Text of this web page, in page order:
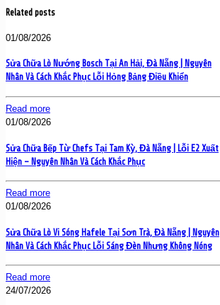
Related posts
01/08/2026
Sửa Chữa Lò Nướng Bosch Tại An Hải, Đà Nẵng | Nguyên
Nhân Và Cách Khắc Phục Lỗi Hỏng Bảng Điều Khiển
Read more
01/08/2026
Sửa Chữa Bếp Từ Chefs Tại Tam Kỳ, Đà Nẵng | Lỗi E2 Xuất
Hiện – Nguyên Nhân Và Cách Khắc Phục
Read more
01/08/2026
Sửa Chữa Lò Vi Sóng Hafele Tại Sơn Trà, Đà Nẵng | Nguyên
Nhân Và Cách Khắc Phục Lỗi Sáng Đèn Nhưng Không Nóng
Read more
24/07/2026